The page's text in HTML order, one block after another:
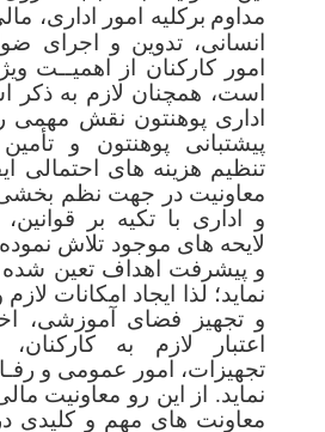
مداوم برکلیه امور اداری،
انسانی، تدوین و اجرای
امور کارکنان از اهمیــت
است، همچنان لازم به ذکر
اداری پوهنتون نقش مهمی
پیشتبانی پوهنتون و
تنظیم هزینه های احتمالی
معاونیت در جهت نظم
و اداری با تکیه بر
لایحه های موجود تلاش نموده
و پیشرفت اهداف تعین شده
نماید؛ لذا ایجاد امکانات
و تجهیز فضای آموزشی،
اعتبار لازم به
تجهیزات، امور عمومی و
نماید. از این رو معاونیت
معاونت های مهم و کلیدی